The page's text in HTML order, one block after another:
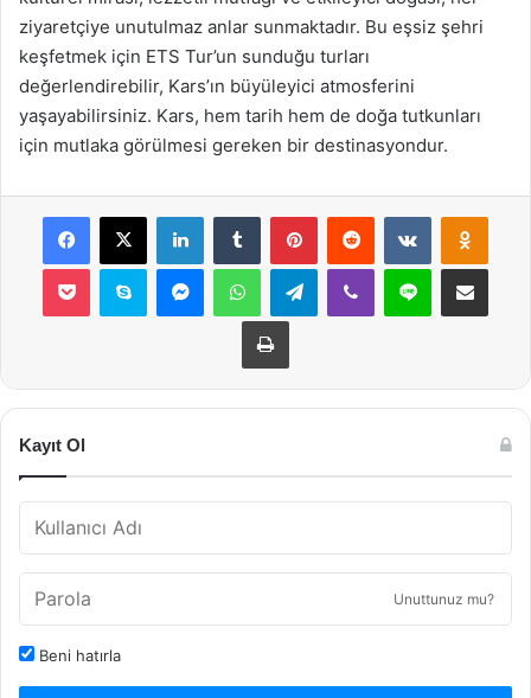
ziyaretçiye unutulmaz anlar sunmaktadır. Bu eşsiz şehri
keşfetmek için ETS Tur’un sunduğu turları
değerlendirebilir, Kars’ın büyüleyici atmosferini
yaşayabilirsiniz. Kars, hem tarih hem de doğa tutkunları
için mutlaka görülmesi gereken bir destinasyondur.
Facebook
X LinkedInTumblr PinterestReddit VKontakte
Pocket Skype MessengerWhatsAppTelegramViber Line E-Posta ile
Yazdır
Kayıt Ol
Unuttunuz mu?
Beni hatırla